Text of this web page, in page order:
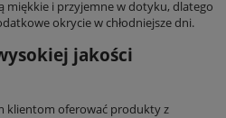
miękkie i przyjemne w dotyku, dlatego
okrycie w chłodniejsze dni.
jakości
klientom oferować produkty z